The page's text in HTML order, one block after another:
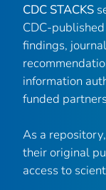
CDC STACKS
CDC-
findings,
information
funded
As a repository,
their original
access to